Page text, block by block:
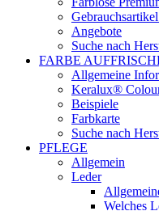
Angebote
Suche nach
FARBE
Allgemeine
Keralux®
Beispiele
Farbkarte
Suche nach
PFLEGE
Allgemein
Leder
Welches